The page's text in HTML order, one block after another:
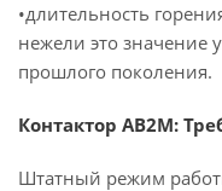
•длительность
нежели это значение
прошлого поколения.
Контактор АВ2М:
Штатный режим